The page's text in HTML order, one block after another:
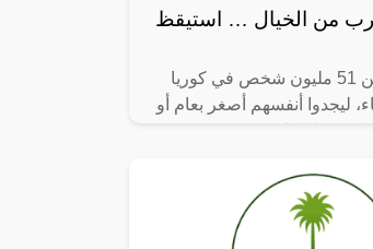
من الخيال … استيقظ
استيقظ أكثر من 51 مليون شخص في كوريا
ليجدوا أنفسهم أصغر بعام أو